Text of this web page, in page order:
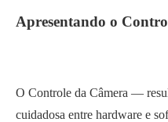
Apresentando o
O Controle da Câmera —
cuidadosa entre hardware e